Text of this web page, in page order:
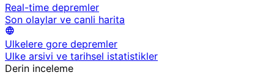
Real-time depremler
Son olaylar ve canli harita
Ulkelere gore depremler
Ulke arsivi ve tarihsel istatistikler
Derin inceleme